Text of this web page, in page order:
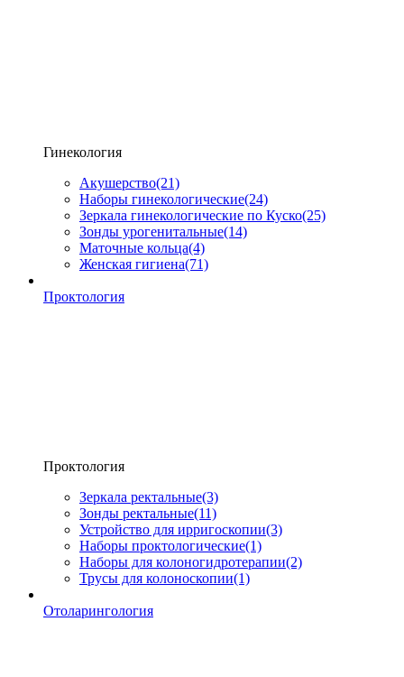
Гинекология
Акушерство(21)
Наборы гинекологические(24)
Зеркала гинекологические по Куско(25)
Зонды урогенитальные(14)
Маточные кольца(4)
Женская гигиена(71)
Проктология
Проктология
Зеркала ректальные(3)
Зонды ректальные(11)
Устройство для ирригоскопии(3)
Наборы проктологические(1)
Наборы для колоногидротерапии(2)
Трусы для колоноскопии(1)
Отоларингология